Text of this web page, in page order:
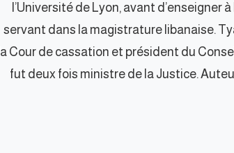
l’Université de Lyon, avant d’enseigner
servant dans la magistrature libanaise.
la Cour de cassation et président du
fut deux fois ministre de la Justice.
musulman, le droit international privé
l’enseignement juridique au